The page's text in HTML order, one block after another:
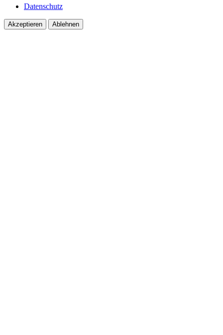
Datenschutz
Akzeptieren Ablehnen